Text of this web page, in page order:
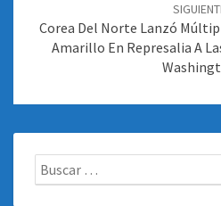
Corea Del Norte Lanzó
Amarillo En Represalia A
Buscar: